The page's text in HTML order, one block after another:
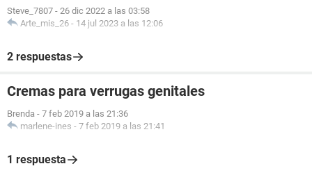
Steve_7807 - 26 dic 2022 a las 03:58
Arte_mis_26 - 14 jul 2023 a las 12:06
2 respuestas
Cremas para verrugas genitales
Brenda - 7 feb 2019 a las 21:36
marlene-ines - 7 feb 2019 a las 21:41
1 respuesta